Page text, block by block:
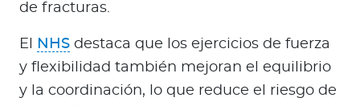
de fracturas.
El NHS destaca que los ejercicios de fuerza
y flexibilidad también mejoran el equilibrio
y la coordinación, lo que reduce el riesgo de